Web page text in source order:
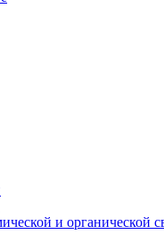
и органической